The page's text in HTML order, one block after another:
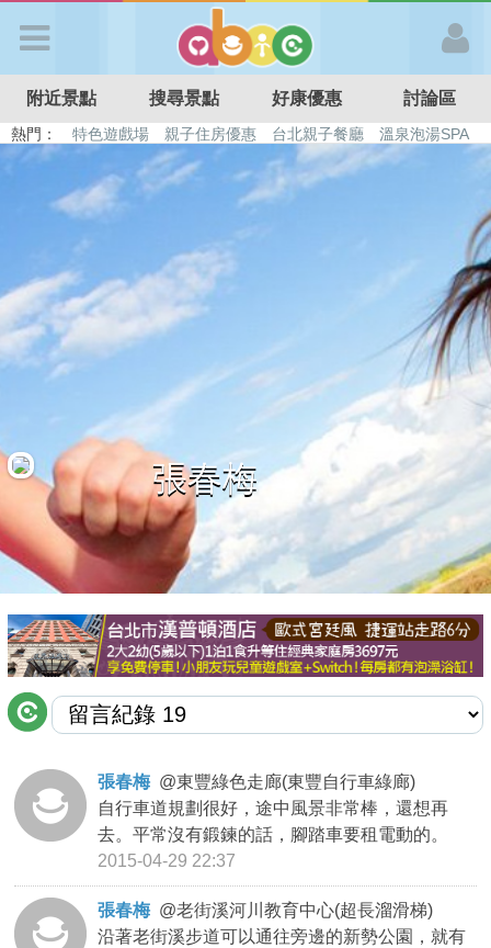
APP登入
首 頁
搜尋景點
好康優惠
最新留言
商家合作
推薦景點
討論區
聯絡我們
APP下載
附近景點 搜尋景點 好康優惠 討論區
熱門： 特色遊戲場 親子住房優惠 台北親子餐廳
溫泉泡湯SPA
溜滑梯民宿
觀光工廠 日本親子景點
張春梅
張春梅 @東豐綠色走廊(東豐自行車綠廊)
自行車道規劃很好，途中風景非常棒，還想再
去。平常沒有鍛鍊的話，腳踏車要租電動的。
2015-04-29 22:37
張春梅 @老街溪河川教育中心(超長溜滑梯)
沿著老街溪步道可以通往旁邊的新勢公園，就有